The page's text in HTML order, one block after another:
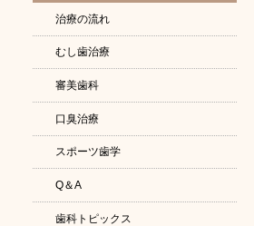
治療の流れ
むし歯治療
審美歯科
口臭治療
スポーツ歯学
Q＆A
歯科トピックス